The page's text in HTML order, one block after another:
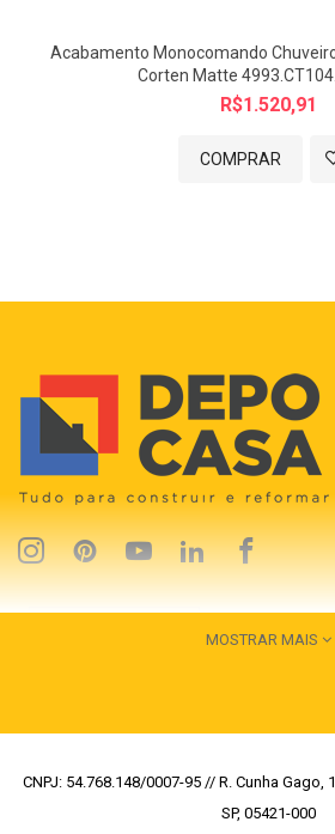
Acabamento Monocomando
Corten Matte
R$1.520,91
COMPRAR
MOSTRAR MAIS
CNPJ: 54.768.148/0007-95 // R. Cunha Gago,
SP, 05421-000